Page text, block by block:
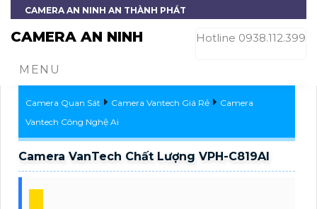
CAMERA AN NINH AN THÀNH PHÁT
CAMERA AN NINH Hotline 0938.112.399
MENU
Camera Quan Sát Camera Vantech Giá Rẻ
Camera
Vantech Công Nghệ Ai
Camera VanTech Chất Lượng VPH-C819AI